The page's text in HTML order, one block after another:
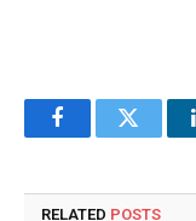
FacebookTwitter
RELATED POSTS